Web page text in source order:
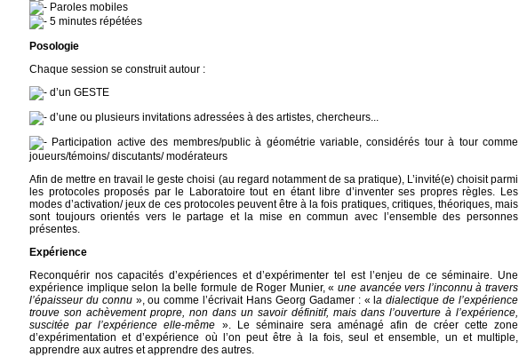
Paroles mobiles
5 minutes répétées
Posologie
Chaque session se construit autour :
d’un GESTE
d’une ou plusieurs invitations adressées à des artistes, chercheurs...
Participation active des membres/public à géométrie variable, considérés tour à tour comme
joueurs/témoins/ discutants/ modérateurs
Afin de mettre en travail le geste choisi (au regard notamment de sa pratique), L’invité(e) choisit parmi
les protocoles proposés par le Laboratoire tout en étant libre d’inventer ses propres règles. Les
modes d’activation/ jeux de ces protocoles peuvent être à la fois pratiques, critiques, théoriques, mais
sont toujours orientés vers le partage et la mise en commun avec l’ensemble des personnes
présentes.
Expérience
Reconquérir nos capacités d’expériences et d’expérimenter tel est l’enjeu de ce séminaire. Une
expérience implique selon la belle formule de Roger Munier, « une avancée vers l’inconnu à travers
l’épaisseur du connu», ou comme l’écrivait Hans Georg Gadamer : « la dialectique de l’expérience
trouve son achèvement propre, non dans un savoir définitif, mais dans l’ouverture à l’expérience,
suscitée par l’expérience elle-même ». Le séminaire sera aménagé afin de créer cette zone
d’expérimentation et d’expérience où l’on peut être à la fois, seul et ensemble, un et multiple,
apprendre aux autres et apprendre des autres.